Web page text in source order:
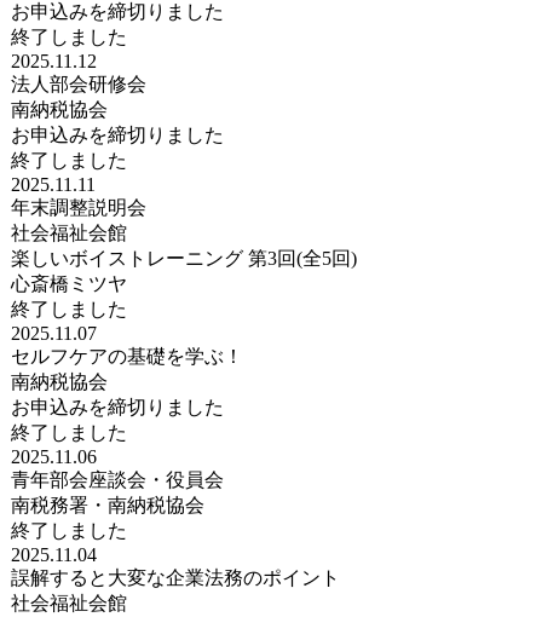
お申込みを締切りました
終了しました
2025.11.12
法人部会研修会
南納税協会
お申込みを締切りました
終了しました
2025.11.11
年末調整説明会
社会福祉会館
楽しいボイストレーニング 第3回(全5回)
心斎橋ミツヤ
終了しました
2025.11.07
セルフケアの基礎を学ぶ！
南納税協会
お申込みを締切りました
終了しました
2025.11.06
青年部会座談会・役員会
南税務署・南納税協会
終了しました
2025.11.04
誤解すると大変な企業法務のポイント
社会福祉会館